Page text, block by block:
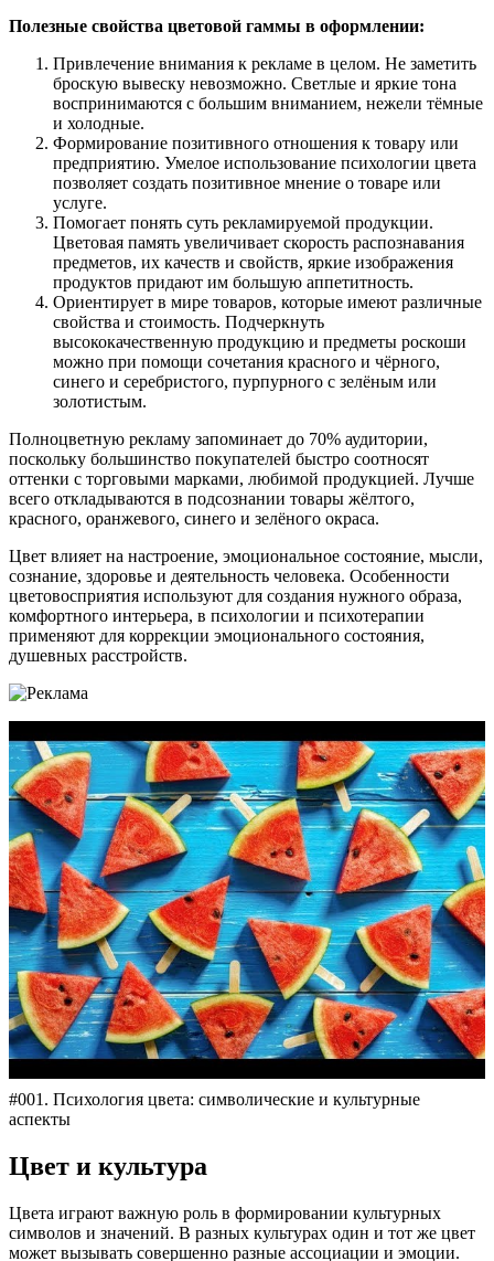
Полезные свойства цветовой гаммы в оформлении:
Привлечение внимания к рекламе в целом. Не заметить
броскую вывеску невозможно. Светлые и яркие тона
воспринимаются с большим вниманием, нежели тёмные
и холодные.
Формирование позитивного отношения к товару или
предприятию. Умелое использование психологии цвета
позволяет создать позитивное мнение о товаре или
услуге.
Помогает понять суть рекламируемой продукции.
Цветовая память увеличивает скорость распознавания
предметов, их качеств и свойств, яркие изображения
продуктов придают им большую аппетитность.
Ориентирует в мире товаров, которые имеют различные
свойства и стоимость. Подчеркнуть
высококачественную продукцию и предметы роскоши
можно при помощи сочетания красного и чёрного,
синего и серебристого, пурпурного с зелёным или
золотистым.
Полноцветную рекламу запоминает до 70% аудитории,
поскольку большинство покупателей быстро соотносят
оттенки с торговыми марками, любимой продукцией. Лучше
всего откладываются в подсознании товары жёлтого,
красного, оранжевого, синего и зелёного окраса.
Цвет влияет на настроение, эмоциональное состояние, мысли,
сознание, здоровье и деятельность человека. Особенности
цветовосприятия используют для создания нужного образа,
комфортного интерьера, в психологии и психотерапии
применяют для коррекции эмоционального состояния,
душевных расстройств.
#001. Психология цвета: символические и культурные
аспекты
Цвет и культура
Цвета играют важную роль в формировании культурных
символов и значений. В разных культурах один и тот же цвет
может вызывать совершенно разные ассоциации и эмоции.